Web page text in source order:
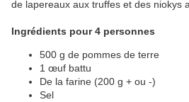
de lapereaux aux truffes et des niokys
Ingrédients pour 4 personnes
500 g de pommes de terre
1 œuf battu
De la farine (200 g + ou -)
Sel